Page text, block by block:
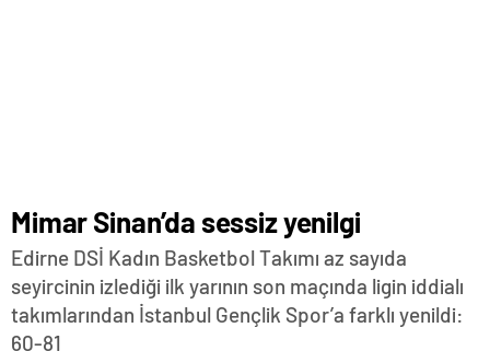
Mimar Sinan’da sessiz yenilgi
Edirne DSİ Kadın Basketbol Takımı az sayıda
seyircinin izlediği ilk yarının son maçında ligin iddialı
takımlarından İstanbul Gençlik Spor’a farklı yenildi:
60-81